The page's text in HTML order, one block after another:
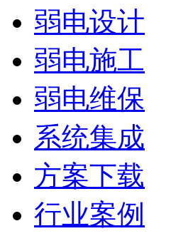
弱电设计
弱电施工
弱电维保
系统集成
方案下载
行业案例